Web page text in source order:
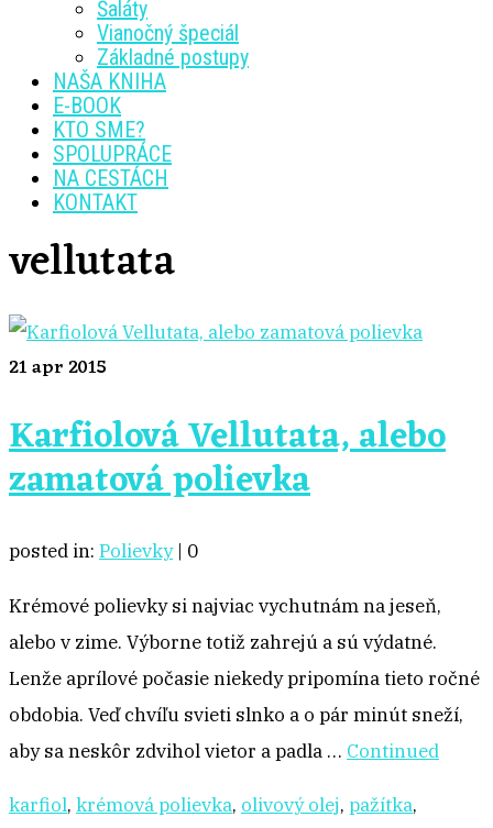
Šaláty
Vianočný špeciál
Základné postupy
NAŠA KNIHA
E-BOOK
KTO SME?
SPOLUPRÁCE
NA CESTÁCH
KONTAKT
vellutata
21apr 2015
Karfiolová Vellutata, alebo
zamatová polievka
posted in: Polievky | 0
Krémové polievky si najviac vychutnám na jeseň,
alebo v zime. Výborne totiž zahrejú a sú výdatné.
Lenže aprílové počasie niekedy pripomína tieto ročné
obdobia. Veď chvíľu svieti slnko a o pár minút sneží,
aby sa neskôr zdvihol vietor a padla … Continued
karfiol, krémová polievka, olivový olej, pažítka,